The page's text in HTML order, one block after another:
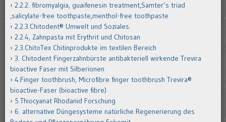
2.2.2. fibromyalgia, guaifenesin treatment,Samter’s triad
,salicylate-free toothpaste,menthol-free toothpaste
2.2.3.Chitodent® Umwelt und Soziales.
2.2.4, Zahnpasta mit Erythrit und Chitosan
2.3.ChitoTex Chitinprodukte im textilen Bereich
3. Chitodent Fingerzahnbürste antibakteriell wirkende Trevira
bioactive Faser mit Silberionen
4.Finger toothbrush, Microfibre finger toothbrush Trevira®
bioactive-Faser (bioactive fibre)
5.Thiocyanat Rhodanid Forschung
6. alternative Düngesysteme natürliche Regenerierung des